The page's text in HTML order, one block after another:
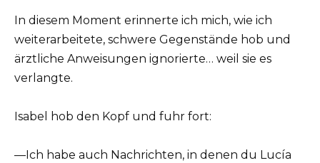
In diesem Moment erinnerte ich mich, wie ich
weiterarbeitete, schwere Gegenstände hob und
ärztliche Anweisungen ignorierte… weil sie es
verlangte.
Isabel hob den Kopf und fuhr fort:
—Ich habe auch Nachrichten, in denen du Lucía